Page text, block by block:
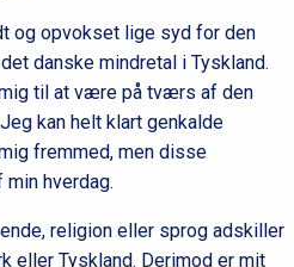
og opvokset lige syd for den
danske mindretal i Tyskland.
til at være på tværs af den
kan helt klart genkalde
fremmed, men disse
hverdag.
religion eller sprog adskiller
eller Tyskland. Derimod er mit